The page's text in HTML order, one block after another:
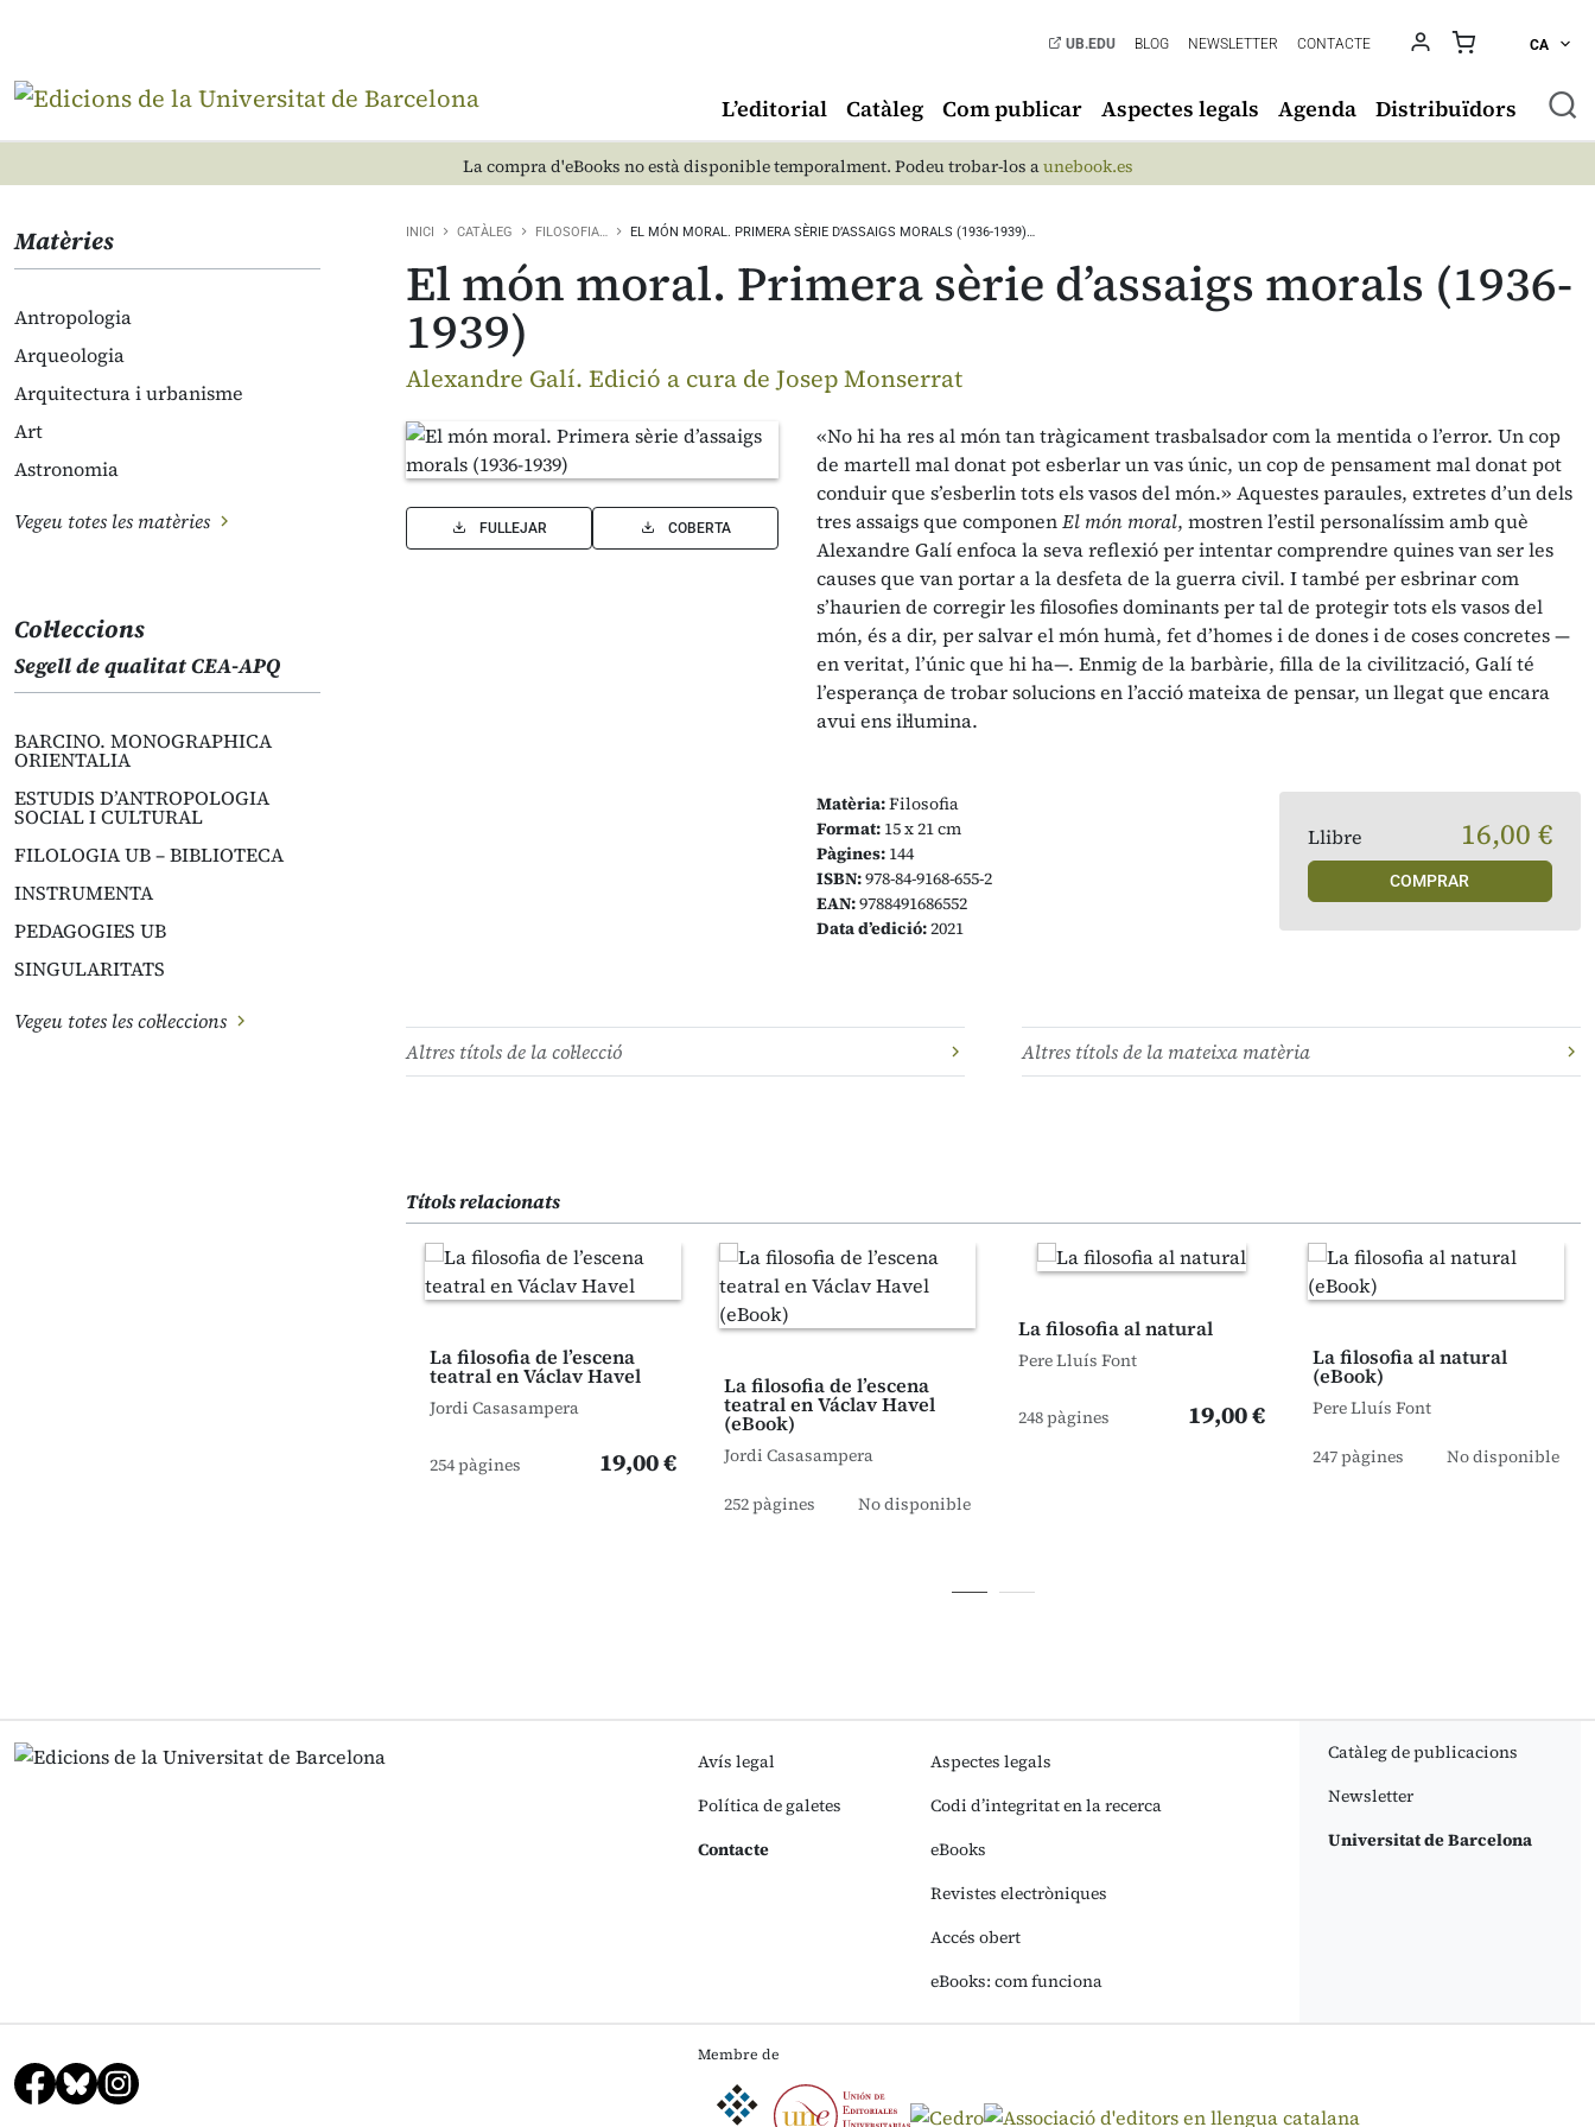
UB.EDU BLOG NEWSLETTER CONTACTE CA
L’editorial Catàleg Com publicar Aspectes legals Agenda Distribuïdors
La compra d'eBooks no està disponible temporalment. Podeu trobar-los aunebook.es
Matèries
Antropologia
Arqueologia
Arquitectura i urbanisme
Art
Astronomia
Vegeu totes les matèries
Col·leccions
Segell de qualitat CEA-APQ
BARCINO. MONOGRAPHICA
ORIENTALIA
ESTUDIS D’ANTROPOLOGIA
SOCIAL I CULTURAL
FILOLOGIA UB – BIBLIOTECA
INSTRUMENTA
PEDAGOGIES UB
SINGULARITATS
Vegeu totes les col·leccions
INICI CATÀLEG FILOSOFIA… EL MÓN MORAL. PRIMERA SÈRIE D’ASSAIGS MORALS (1936-1939)…
El món moral. Primera sèrie d’assaigs morals (1936-
1939)
Alexandre Galí. Edició a cura de Josep Monserrat
FULLEJAR COBERTA
«No hi ha res al món tan tràgicament trasbalsador com la mentida o l’error. Un cop
de martell mal donat pot esberlar un vas únic, un cop de pensament mal donat pot
conduir que s’esberlin tots els vasos del món.» Aquestes paraules, extretes d’un dels
tres assaigs que componenEl món moral, mostren l’estil personalíssim amb què
Alexandre Galí enfoca la seva reflexió per intentar comprendre quines van ser les
causes que van portar a la desfeta de la guerra civil. I també per esbrinar com
s’haurien de corregir les filosofies dominants per tal de protegir tots els vasos del
món, és a dir, per salvar el món humà, fet d’homes i de dones i de coses concretes —
en veritat, l’únic que hi ha—. Enmig de la barbàrie, filla de la civilització, Galí té
l’esperança de trobar solucions en l’acció mateixa de pensar, un llegat que encara
avui ens il·lumina.
Matèria:Filosofia
Format: 15 x 21 cm
Pàgines: 144
ISBN:978-84-9168-655-2
EAN:9788491686552
Data d’edició:2021
Llibre 16,00 €
COMPRAR
Altres títols de la col·lecció Altres títols de la mateixa matèria
Títols relacionats
La filosofia de l’escena
teatral en Václav Havel
Jordi Casasampera
254 pàgines 19,00 €
La filosofia de l’escena
teatral en Václav Havel
(eBook)
Jordi Casasampera
252 pàgines No disponible
La filosofia al natural
Pere Lluís Font
248 pàgines 19,00 €
La filosofia al natural
(eBook)
Pere Lluís Font
247 pàgines No disponible
Avís legal
Política de galetes
Contacte
Aspectes legals
Codi d’integritat en la recerca
eBooks
Revistes electròniques
Accés obert
eBooks: com funciona
Catàleg de publicacions
Newsletter
Universitat de Barcelona
Membre de